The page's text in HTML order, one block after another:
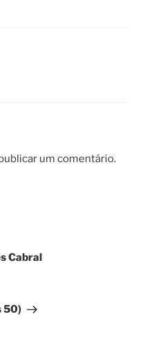
um comentário.
Cabral
50)